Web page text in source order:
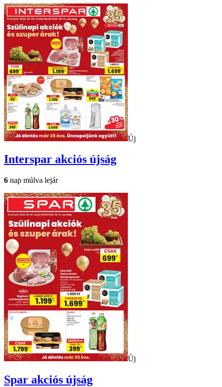
Új
Interspar akciós újság
6 nap múlva lejár
Új
Spar akciós újság